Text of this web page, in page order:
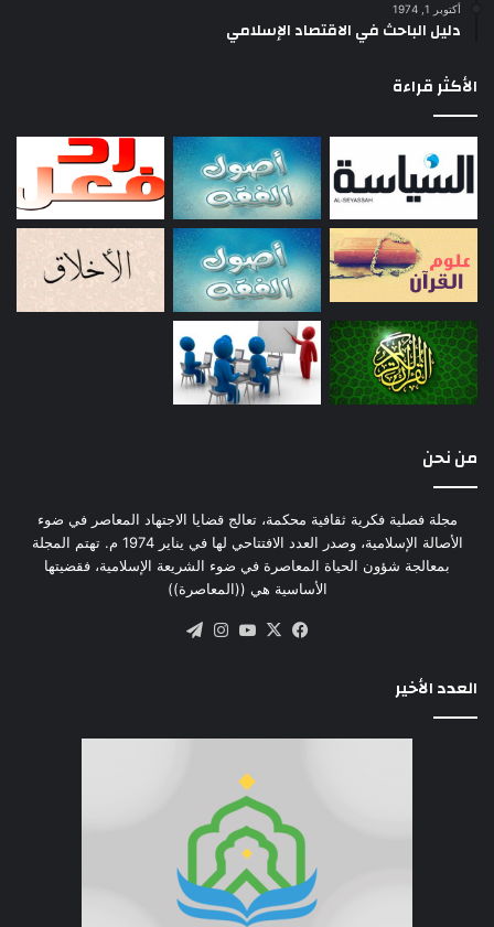
أكتوبر 1, 1974
دليل الباحث في الاقتصاد الإسلامي
الأكثر قراءة
من نحن
مجلة فصلية فكرية ثقافية محكمة، تعالج قضايا الاجتهاد المعاصر في ضوء
الأصالة الإسلامية، وصدر العدد الافتتاحي لها في يناير 1974 م. تهتم المجلة
بمعالجة شؤون الحياة المعاصرة في ضوء الشريعة الإسلامية، فقضيتها
الأساسية هي ((المعاصرة))
فيسبوك
‫X
‫YouTube
انستقرام
العدد الأخير